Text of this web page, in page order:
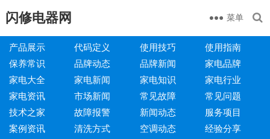
闪修电器网 菜单
产品展示 代码定义 使用技巧
使用指南
保养常识
品牌动态 品牌新闻
家电品牌
家电大全
家电新闻 家电知识
家电行业
家电资讯
市场新闻 常见故障
常见问题
技术之家
故障报警 新闻动态
服务项目
案例资讯
清洗方式 空调动态
经验分享